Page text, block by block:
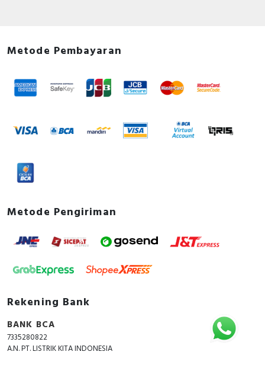
Metode Pembayaran
Metode Pengiriman
Rekening Bank
BANK BCA
7335280822
A.N. PT. LISTRIK KITA INDONESIA